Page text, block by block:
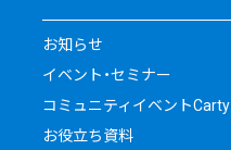
お知らせ
イベント・セミナー
コミュニティイベントCarty
お役立ち資料